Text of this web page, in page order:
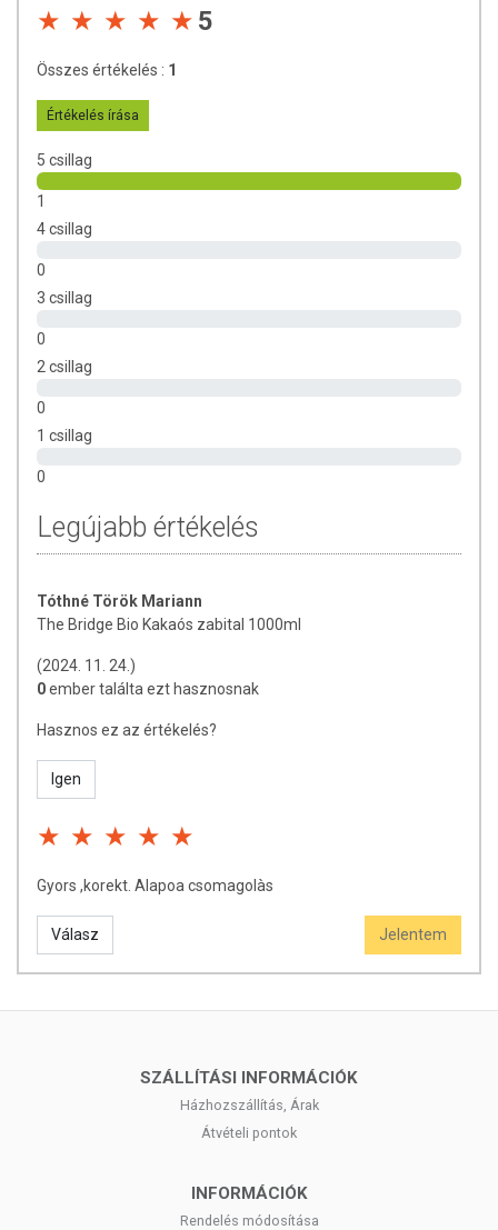
Az oldalunkon található információkat folyamatosan frissítjük, és
figyelmet, hogy a webshopon megjelenő adatok (beleértve a
kizárólag tájékoztató jellegűek, a tényleges értékek az élelmiszerek
természetes eltérései miatt különbözhetnek. A legfrissebb, aktuális
információkat a termékek csomagolásán találhatja meg.
5
Összes értékelés : 1
Értékelés írása
5 csillag
1
4 csillag
0
3 csillag
0
2 csillag
0
1 csillag
0
Legújabb értékelés
Tóthné Török Mariann
The Bridge Bio Kakaós zabital 1000ml
(2024. 11. 24.)
0ember találta ezt hasznosnak
Hasznos ez az értékelés?
Igen
Gyors ,korekt. Alapoa csomagolàs
Válasz Jelentem
SZÁLLÍTÁSI INFORMÁCIÓK
Házhozszállítás, Árak
Átvételi pontok
INFORMÁCIÓK
Rendelés módosítása